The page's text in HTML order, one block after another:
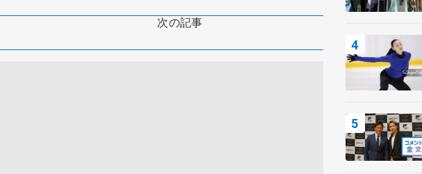
次の記事